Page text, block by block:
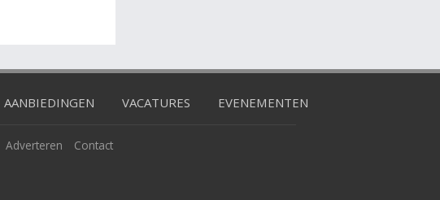
AANBIEDINGEN VACATURES EVENEMENTEN
Adverteren Contact